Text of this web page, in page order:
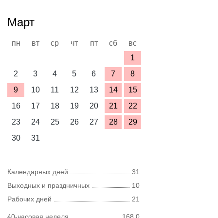
Март
пн вт ср чт пт сб
вс
1
2
3 4 5 6 7
8
9
10 11 12 13 14
15
16
17 18 19 20 21
22
23
24 25 26 27 28
29
30
31
Календарных дней
31
Выходных и праздничных
10
Рабочих дней
21